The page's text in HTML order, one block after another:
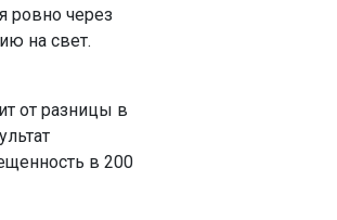
ровно через
на свет.
от разницы в
в 200